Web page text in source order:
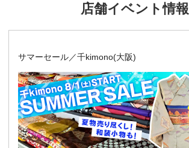
店舗イベント情報
サマーセール／千kimono(大阪)